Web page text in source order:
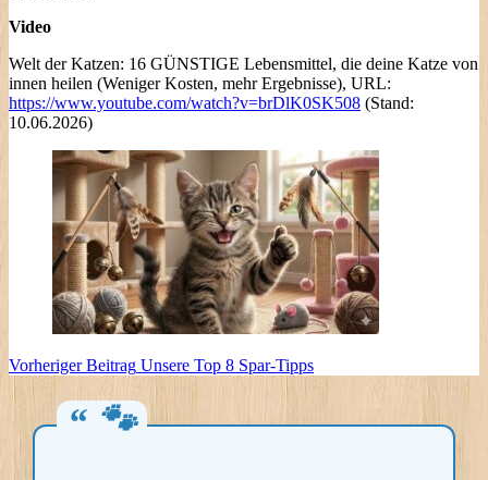
Video
Welt der Katzen: 16 GÜNSTIGE Lebensmittel, die deine Katze von
innen heilen (Weniger Kosten, mehr Ergebnisse), URL:
https://www.youtube.com/watch?v=brDlK0SK508 (Stand:
10.06.2026)
VorherigerBeitrag Unsere Top 8 Spar-Tipps